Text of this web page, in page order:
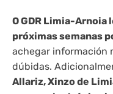
O GDR Limia-Arnoia
próximas semanas
achegar información
dúbidas.
Allariz, Xinzo de